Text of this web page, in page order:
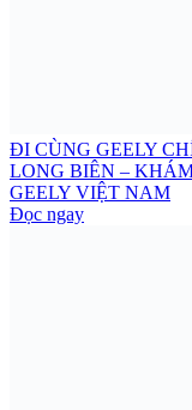
ĐI CÙNG GEELY
LONG BIÊN –
GEELY VIỆT NAM
Đọc ngay